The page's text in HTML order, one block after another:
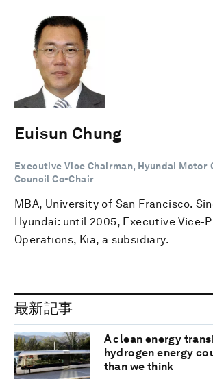
Euisun Chung
Executive Vice Chairman, Hyundai Motor
Council Co-Chair
MBA, University of San Francisco.
Hyundai: until 2005, Executive Vice-
Operations, Kia, a subsidiary.
最新記事
A clean energy
hydrogen energy
than we think